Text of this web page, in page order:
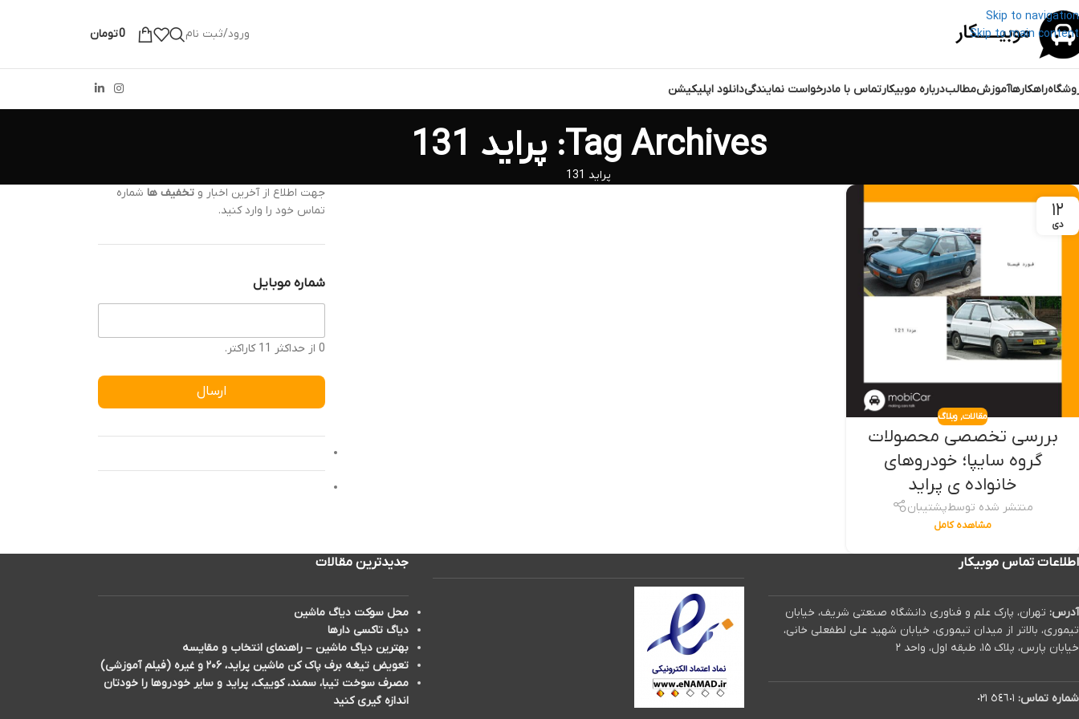
Skip to navigation
Skip to main content
ورود/ثبت نام 0تومان
راهکارهاآموزشمطالبدرباره موبیکارتماس با مادرخواست نمایندگیدانلود اپلیکیشن
Tag Archives: پراید 131
پراید 131
۱۲
دی
مقالات, وبلاگ
بررسی تخصصی محصولات
گروه سایپا؛‌ خودروهای
خانواده ی پراید
منتشر شده توسطپشتیبان
مشاهده کامل
جهت اطلاع از آخرین اخبار و تخفیف ها شماره
تماس خود را وارد کنید.
شماره موبایل
0 از حداکثر 11 کاراکتر.
ارسال
اطلاعات تماس موبیکار
آدرس: تهران، پارک علم و فناوری دانشگاه صنعتی شریف، خیابان
تیموری، بالاتر از میدان تیموری، خیابان شهید علی لطفعلی خانی،
خیابان پارس، پلاک ۱۵، طبقه اول، واحد ۲
شماره تماس: ٥٤٦٠١ ٠٢١
جدیدترین مقالات
محل سوکت دیاگ ماشین
دیاگ تاکسی دارها
بهترین دیاگ ماشین – راهنمای انتخاب و مقایسه
تعویض تیغه برف پاک کن ماشین پراید، ۲۰۶ و غیره (فیلم آموزشی)
مصرف سوخت تیبا، سمند، کوییک، پراید و سایر خودروها را خودتان
اندازه گیری کنید